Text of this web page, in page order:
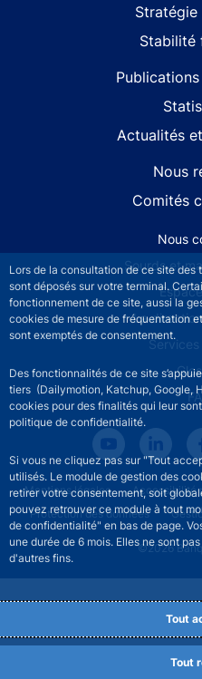
Lors de la consultation de ce site des
sont déposés sur votre terminal.
fonctionnement de ce site, aussi la
cookies de mesure de fréquentation
sont exemptés de consentement.
Des fonctionnalités de ce site
tiers (Dailymotion, Katchup, Google,
cookies pour des finalités qui leur
politique de confidentialité.
Si vous ne cliquez pas sur "Tout
utilisés. Le module de gestion des
retirer votre consentement, soit
pouvez retrouver ce module à tout
de confidentialité" en bas de page.
une durée de 6 mois. Elles ne sont
d'autres fins.
Tout
Tout
Stabilité
Actualités
Nous
Comités
Footer secondary menu
Nous
Sourds et
La
Services
©2026
Footer legal notice menu
Mentions légales Accessibilité
Protection des données